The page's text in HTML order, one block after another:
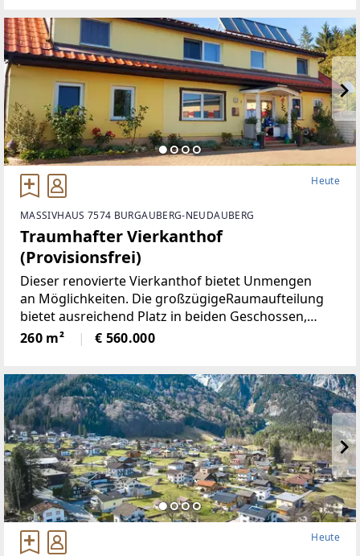
Heute
MASSIVHAUS 7574 BURGAUBERG-NEUDAUBERG
Traumhafter Vierkanthof
(Provisionsfrei)
Dieser renovierte Vierkanthof bietet Unmengen
an Möglichkeiten. Die großzügigeRaumaufteilung
bietet ausreichend Platz in beiden Geschossen,
neben 5Schlafräumen, gibt es ein Wohnzimmer mit
neu renovierten Kachelofen,
260 m² € 560.000
Heute